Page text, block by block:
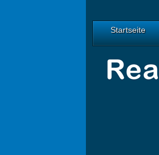
Startseite